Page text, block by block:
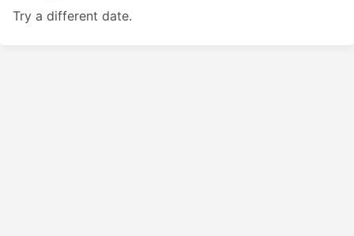
Try a different date.